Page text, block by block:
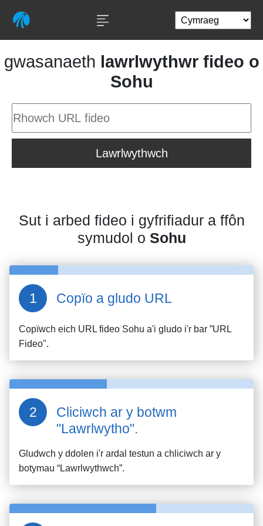
gwasanaeth lawrlwythwr fideo o
Sohu
Lawrlwythwch
Sut i arbed fideo i gyfrifiadur a ffôn
symudol o Sohu
Copïo a gludo URL
Copïwch eich URL fideo Sohu a'i gludo i'r bar ”URL
Fideo".
Cliciwch ar y botwm
"Lawrlwytho".
Gludwch y ddolen i'r ardal testun a chliciwch ar y
botymau “Lawrlwythwch”.